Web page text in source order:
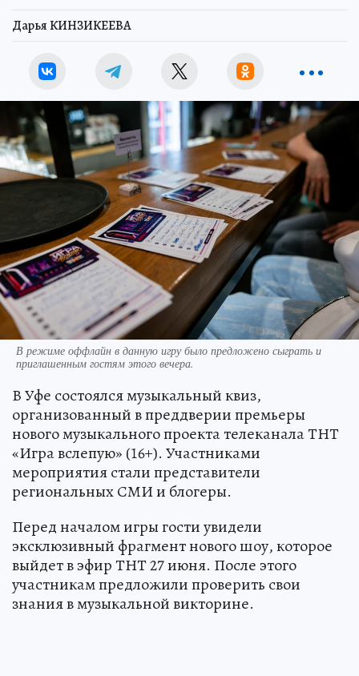
Дарья КИНЗИКЕЕВА
В режиме оффлайн в данную игру было предложено сыграть и
приглашенным гостям этого вечера.
В Уфе состоялся музыкальный квиз,
организованный в преддверии премьеры
нового музыкального проекта телеканала ТНТ
«Игра вслепую» (16+). Участниками
мероприятия стали представители
региональных СМИ и блогеры.
Перед началом игры гости увидели
эксклюзивный фрагмент нового шоу, которое
выйдет в эфир ТНТ 27 июня. После этого
участникам предложили проверить свои
знания в музыкальной викторине.